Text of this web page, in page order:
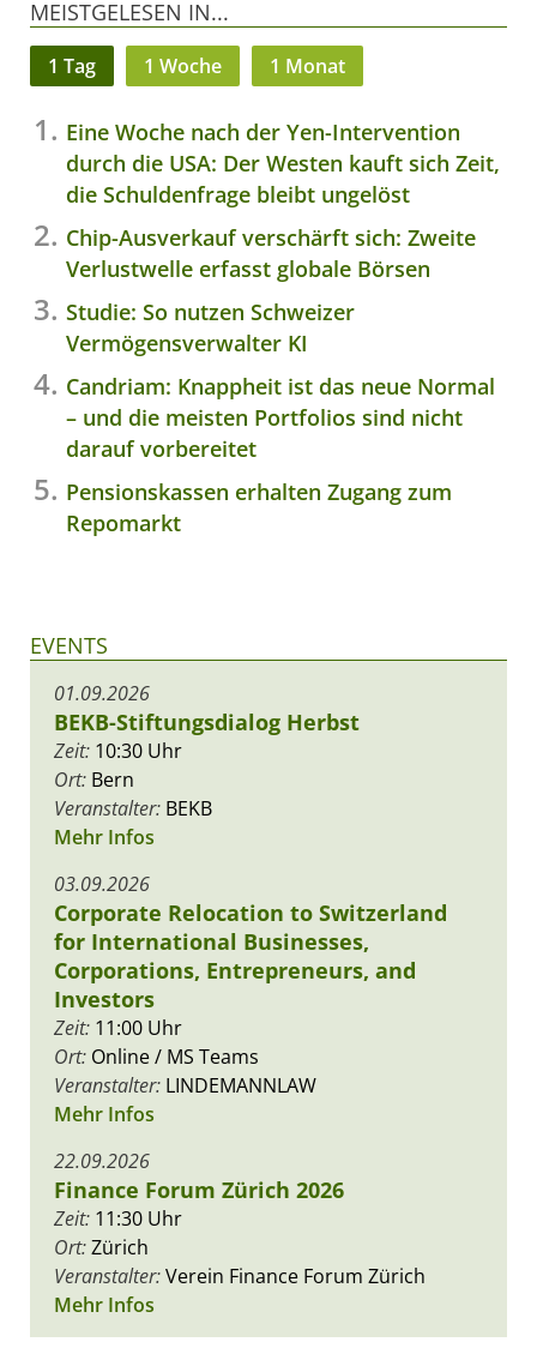
MEISTGELESEN IN...
1 Tag 1 Woche 1 Monat
Eine Woche nach der Yen-Intervention
durch die USA: Der Westen kauft sich Zeit,
die Schuldenfrage bleibt ungelöst
Chip-Ausverkauf verschärft sich: Zweite
Verlustwelle erfasst globale Börsen
Studie: So nutzen Schweizer
Vermögensverwalter KI
Candriam: Knappheit ist das neue Normal
– und die meisten Portfolios sind nicht
darauf vorbereitet
Pensionskassen erhalten Zugang zum
Repomarkt
EVENTS
01.09.2026
BEKB-Stiftungsdialog Herbst
Zeit: 10:30 Uhr
Ort: Bern
Veranstalter: BEKB
Mehr Infos
03.09.2026
Corporate Relocation to Switzerland
for International Businesses,
Corporations, Entrepreneurs, and
Investors
Zeit: 11:00 Uhr
Ort: Online / MS Teams
Veranstalter: LINDEMANNLAW
Mehr Infos
22.09.2026
Finance Forum Zürich 2026
Zeit: 11:30 Uhr
Ort:Zürich
Veranstalter:Verein Finance Forum Zürich
Mehr Infos